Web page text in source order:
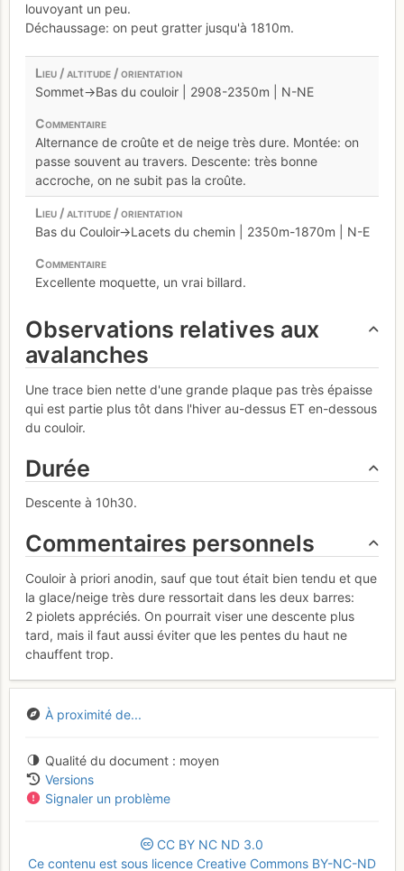
louvoyant un peu.
Déchaussage: on peut gratter jusqu'à 1810m.
Sommet->Bas du couloir | 2908-2350m | N-NE
Alternance de croûte et de neige très dure. Montée: on
passe souvent au travers. Descente: très bonne
accroche, on ne subit pas la croûte.
Bas du Couloir->Lacets du chemin | 2350m-1870m | N-E
Excellente moquette, un vrai billard.
Observations relatives aux
avalanches
Une trace bien nette d'une grande plaque pas très épaisse
qui est partie plus tôt dans l'hiver au-dessus ET en-dessous
du couloir.
Durée
Descente à 10h30.
Commentaires personnels
Couloir à priori anodin, sauf que tout était bien tendu et que
la glace/neige très dure ressortait dans les deux barres:
2 piolets appréciés. On pourrait viser une descente plus
tard, mais il faut aussi éviter que les pentes du haut ne
chauffent trop.
À proximité de...
Qualité du document
moyen
Versions
Signaler un problème
CC BY NC ND 3.0
Ce contenu est sous licence Creative Commons BY-NC-ND